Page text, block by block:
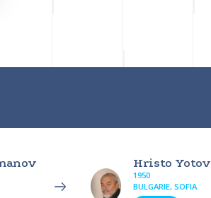
Hristo Yotov
1950
BULGARIE, SOFIA